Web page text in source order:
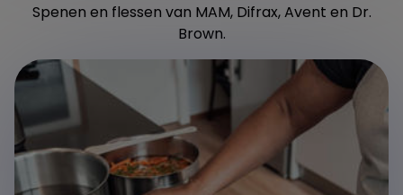
Spenen en flessen van MAM, Difrax, Avent en Dr.
Brown.